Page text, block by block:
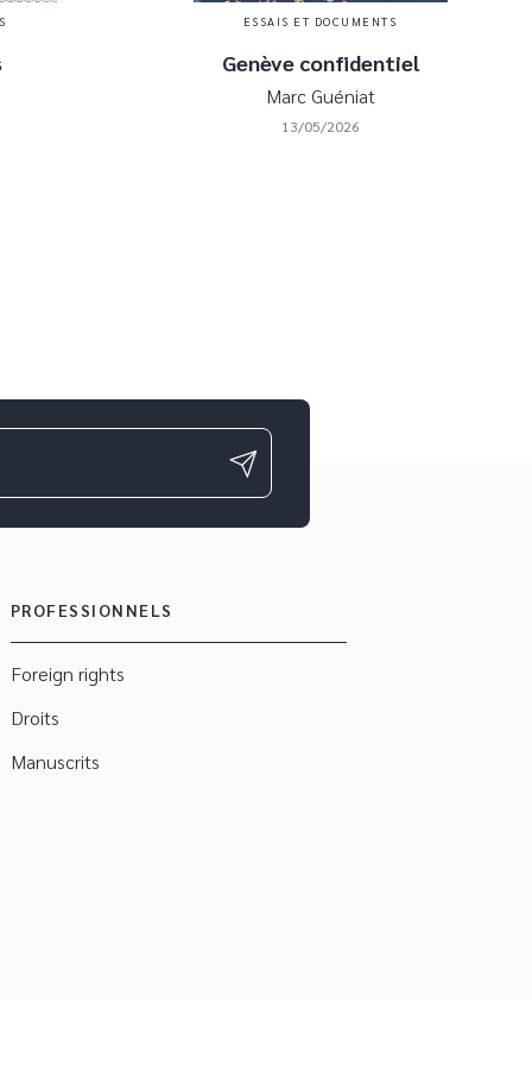
ESSAIS ET DOCUMENTS
Genève confidentiel
Marc Guéniat
13/05/2026
PROFESSIONNELS
Foreign rights
Droits
Manuscrits